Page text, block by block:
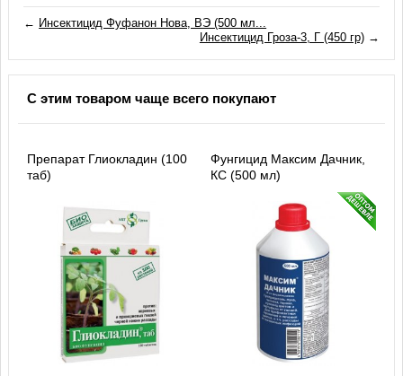
← Инсектицид Фуфанон Нова, ВЭ (500 мл...
Инсектицид Гроза-3, Г (450 гр)→
С этим товаром чаще всего покупают
Препарат Глиокладин (100
таб)
Фунгицид Максим Дачник,
КС (500 мл)